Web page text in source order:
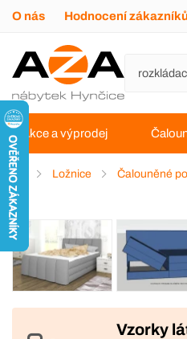
O nás Hodnocení zákazníků
Akce a výprodej
Ložnice Čalouněné
VÝROBA
DOPRAVA ZDARMA
Vzorky